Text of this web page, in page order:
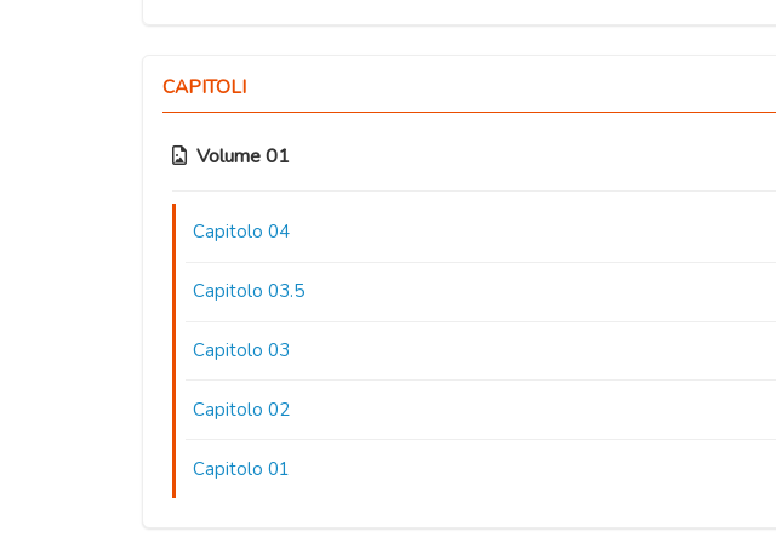
CAPITOLI
Volume 01
Capitolo 04
Capitolo 03.5
Capitolo 03
Capitolo 02
Capitolo 01